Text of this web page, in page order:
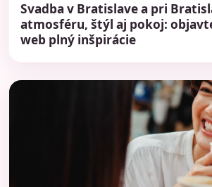
Svadba v Bratislave a pri
atmosféru, štýl aj pokoj:
web plný inšpirácie